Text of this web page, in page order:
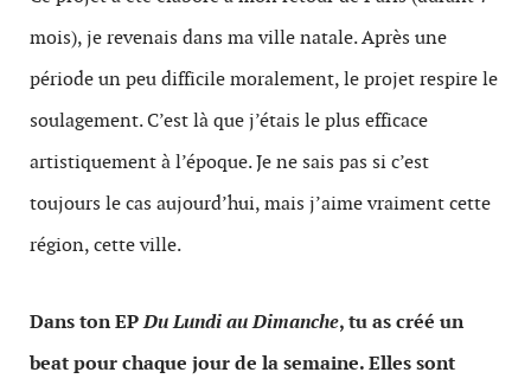
mois), je revenais dans ma ville natale. Après une
période un peu difficile moralement, le projet respire le
soulagement. C’est là que j’étais le plus efficace
artistiquement à l’époque. Je ne sais pas si c’est
toujours le cas aujourd’hui, mais j’aime vraiment cette
région, cette ville.
Dans ton EPDu Lundi au Dimanche, tu as créé un
beat pour chaque jour de la semaine. Elles sont